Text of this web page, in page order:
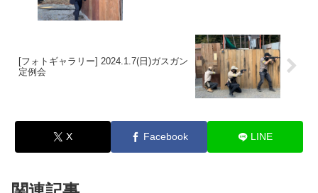
[フォトギャラリー] 2024.1.7(日)ガスガン
定例会
X Facebook LINE